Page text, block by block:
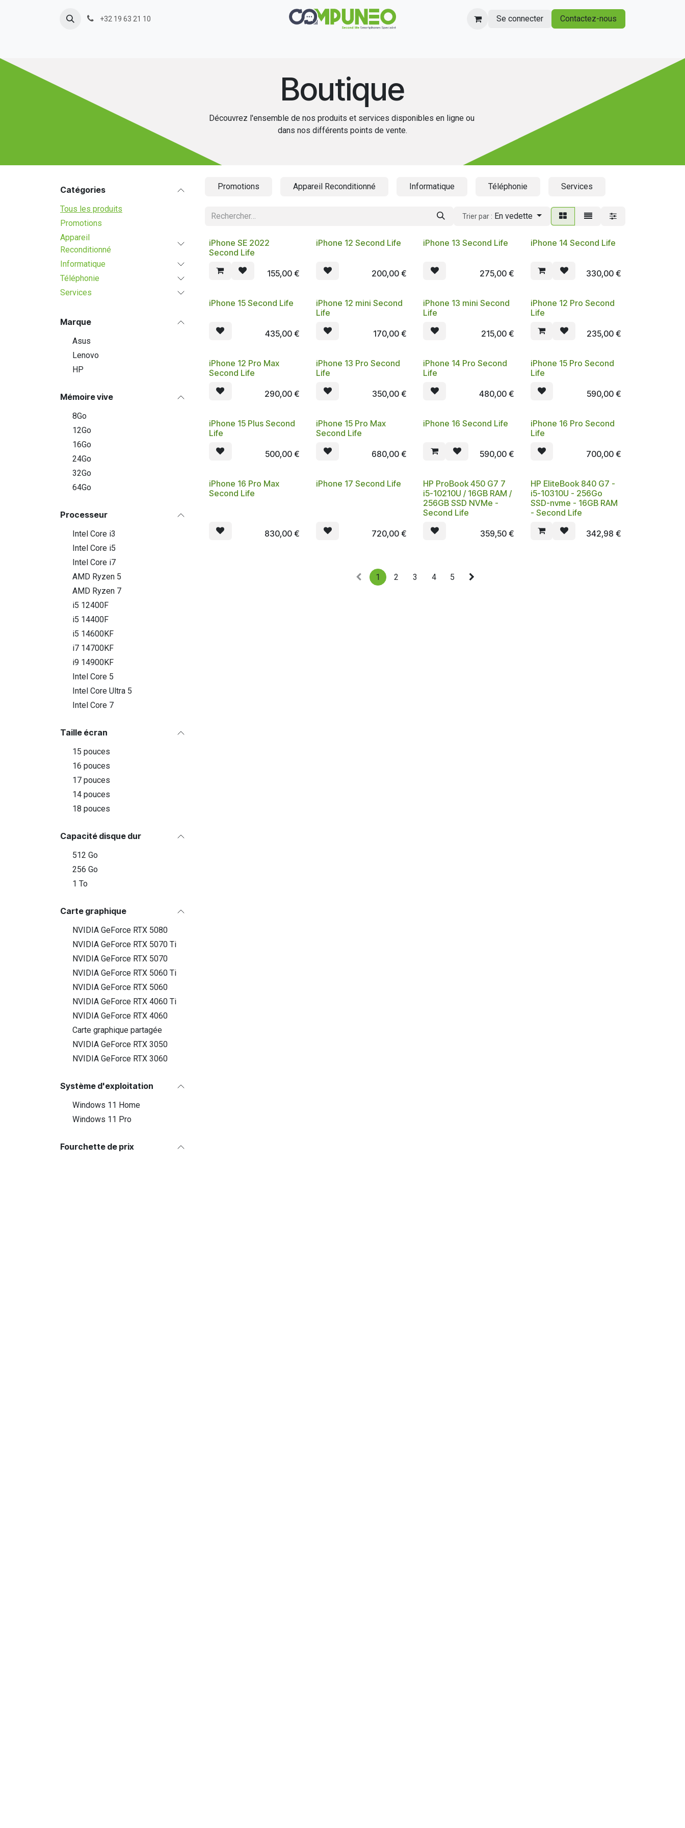
+32 19 63 21 10 Se connecter Contactez-nous
Boutique
Découvrez l'ensemble de nos produits et services disponibles en ligne ou
dans nos différents points de vente.
Catégories
Tous les produits
Promotions
Appareil
Reconditionné
Informatique
Téléphonie
Services
Marque
Asus
Lenovo
HP
Mémoire vive
8Go
12Go
16Go
24Go
32Go
64Go
Processeur
Intel Core i3
Intel Core i5
Intel Core i7
AMD Ryzen 5
AMD Ryzen 7
i5 12400F
i5 14400F
i5 14600KF
i7 14700KF
i9 14900KF
Intel Core 5
Intel Core Ultra 5
Intel Core 7
Taille écran
15 pouces
16 pouces
17 pouces
14 pouces
18 pouces
Capacité disque dur
512 Go
256 Go
1 To
Carte graphique
NVIDIA GeForce RTX 5080
NVIDIA GeForce RTX 5070 Ti
NVIDIA GeForce RTX 5070
NVIDIA GeForce RTX 5060 Ti
NVIDIA GeForce RTX 5060
NVIDIA GeForce RTX 4060 Ti
NVIDIA GeForce RTX 4060
Carte graphique partagée
NVIDIA GeForce RTX 3050
NVIDIA GeForce RTX 3060
Système d'exploitation
Windows 11 Home
Windows 11 Pro
Fourchette de prix
Promotions Appareil Reconditionné Informatique Téléphonie Services
Trier par : En vedette
iPhone SE 2022
Second Life
155,00 €
iPhone 12 Second Life
200,00 €
iPhone 13 Second Life
275,00€
iPhone 14 Second Life
330,00€
iPhone 15 Second Life
435,00 €
iPhone 12 mini Second
Life
170,00 €
iPhone 13 mini Second
Life
215,00€
iPhone 12 Pro Second
Life
235,00€
iPhone 12 Pro Max
Second Life
290,00 €
iPhone 13 Pro Second
Life
350,00 €
iPhone 14 Pro Second
Life
480,00€
iPhone 15 Pro Second
Life
590,00€
iPhone 15 Plus Second
Life
500,00 €
iPhone 15 Pro Max
Second Life
680,00 €
iPhone 16 Second Life
590,00€
iPhone 16 Pro Second
Life
700,00€
iPhone 16 Pro Max
Second Life
830,00 €
iPhone 17 Second Life
720,00 €
HP ProBook 450 G7 7
i5-10210U / 16GB RAM /
256GB SSD NVMe -
Second Life
359,50€
HP EliteBook 840 G7 -
i5-10310U - 256Go
SSD-nvme - 16GB RAM
- Second Life
342,98 €
1 2 3 4 5